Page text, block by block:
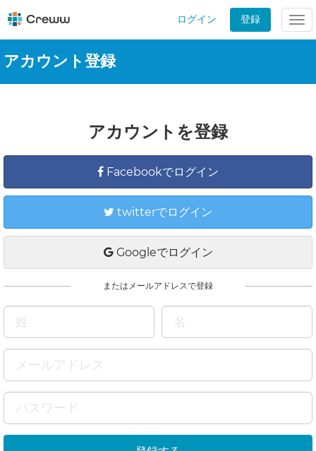
ログイン 登録
アカウント登録
アカウントを登録
Facebookでログイン
twitterでログイン
Googleでログイン
またはメールアドレスで登録